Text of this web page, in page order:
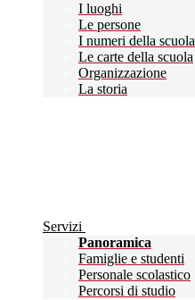
I luoghi
Le persone
I numeri della scuola
Le carte della scuola
Organizzazione
La storia
Servizi
Panoramica
Famiglie e studenti
Personale scolastico
Percorsi di studio